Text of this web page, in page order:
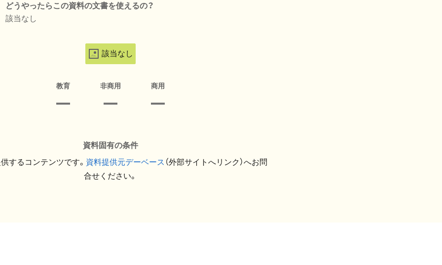
どうやったらこの資料の文書を使えるの？
該当なし
該当なし
教育 非商用 商用
資料固有の条件
するコンテンツです。 資料提供元デーベース （外部サイトへリンク）へお問
合せください。